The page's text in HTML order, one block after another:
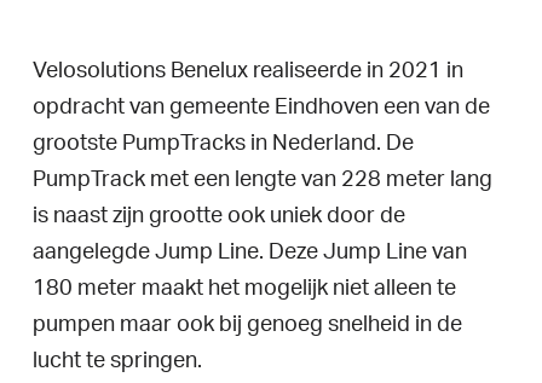
Velosolutions Benelux realiseerde in 2021 in
opdracht van gemeente Eindhoven een van de
grootste PumpTracks in Nederland. De
PumpTrack met een lengte van 228 meter lang
is naast zijn grootte ook uniek door de
aangelegde Jump Line. Deze Jump Line van
180 meter maakt het mogelijk niet alleen te
pumpen maar ook bij genoeg snelheid in de
lucht te springen.